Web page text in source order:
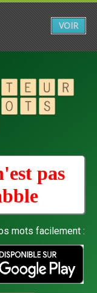
pas
mots facilement :
VOIR